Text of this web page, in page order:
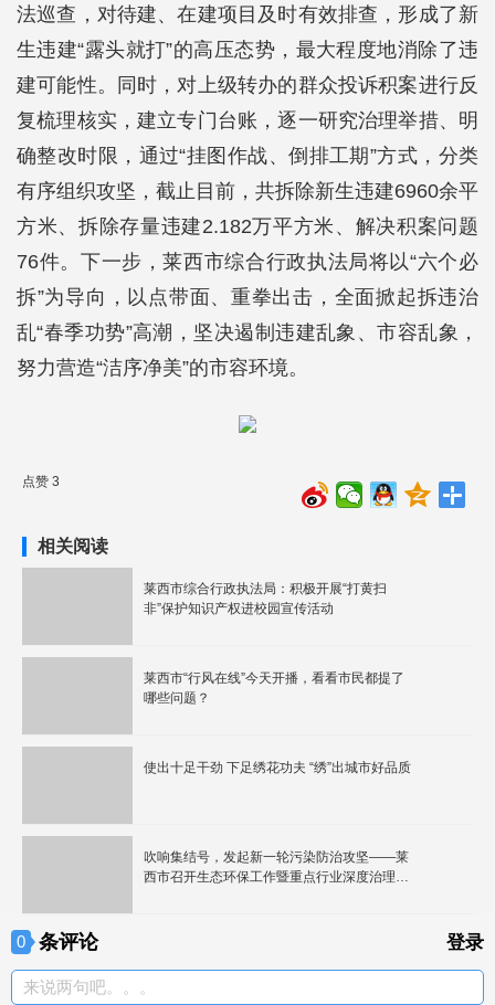
法巡查，对待建、在建项目及时有效排查，形成了新
生违建“露头就打”的高压态势，最大程度地消除了违
建可能性。同时，对上级转办的群众投诉积案进行反
复梳理核实，建立专门台账，逐一研究治理举措、明
确整改时限，通过“挂图作战、倒排工期”方式，分类
有序组织攻坚，截止目前，共拆除新生违建6960余平
方米、拆除存量违建2.182万平方米、解决积案问题
76件。下一步，莱西市综合行政执法局将以“六个必
拆”为导向，以点带面、重拳出击，全面掀起拆违治
乱“春季功势”高潮，坚决遏制违建乱象、市容乱象，
努力营造“洁序净美”的市容环境。
点赞 3
相关阅读
莱西市综合行政执法局：积极开展“打黄扫
非”保护知识产权进校园宣传活动
莱西市“行风在线”今天开播，看看市民都提了
哪些问题？
使出十足干劲 下足绣花功夫 “绣”出城市好品质
吹响集结号，发起新一轮污染防治攻坚——莱
西市召开生态环保工作暨重点行业深度治理会
0 条评论 登录
来说两句吧。。。